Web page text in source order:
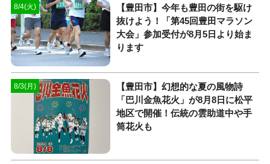
8/4(火)
【豊田市】今年も豊田の街を駆け
抜けよう！「第45回豊田マラソン
大会」参加受付が8月5日より始ま
ります
8/3(月)
【豊田市】幻想的な夏の風物詩
「巴川金魚花火」が8月8日に松平
地区で開催！伝統の雲助道中や手
筒花火も